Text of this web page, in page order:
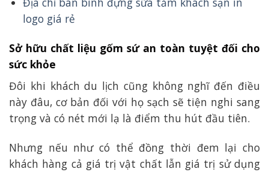
logo giá rẻ
Sở hữu chất liệu gốm sứ an toàn tuyệt đối cho
sức khỏe
Đôi khi khách du lịch cũng không nghĩ đến điều
này đâu, cơ bản đối với họ sạch sẽ tiện nghi sang
trọng và có nét mới lạ là điểm thu hút đầu tiên.
Nhưng nếu như có thể đồng thời đem lại cho
khách hàng cả giá trị vật chất lẫn giá trị sử dụng